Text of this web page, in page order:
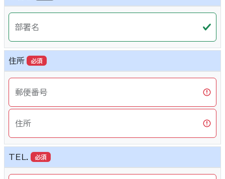
部署名
住所 必須
郵便番号
住所
TEL. 必須